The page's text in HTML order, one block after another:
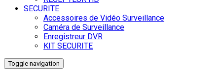
SECURITE
Accessoires de Vidéo Surveillance
Caméra de Surveillance
Enregistreur DVR
KIT SECURITE
Toggle navigation